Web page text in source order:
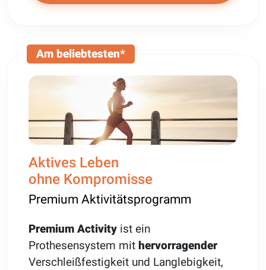
Am beliebtesten*
Aktives Leben
ohne Kompromisse
Premium Aktivitätsprogramm
Premium Activity ist ein
Prothesensystem mithervorragender
Verschleißfestigkeit und Langlebigkeit,